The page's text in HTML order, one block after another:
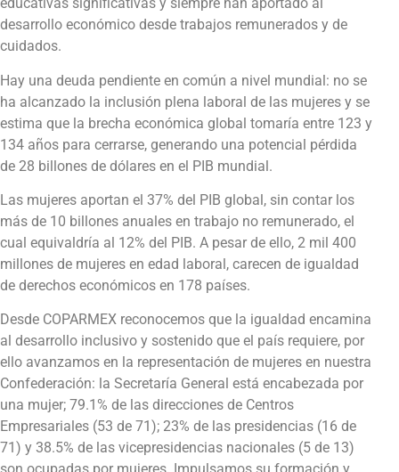
desarrollo económico desde trabajos remunerados y de
cuidados.
Hay una deuda pendiente en común a nivel mundial: no se
ha alcanzado la inclusión plena laboral de las mujeres y se
estima que la brecha económica global tomaría entre 123 y
134 años para cerrarse, generando una potencial pérdida
de 28 billones de dólares en el PIB mundial.
Las mujeres aportan el 37% del PIB global, sin contar los
más de 10 billones anuales en trabajo no remunerado, el
cual equivaldría al 12% del PIB. A pesar de ello, 2 mil 400
millones de mujeres en edad laboral, carecen de igualdad
de derechos económicos en 178 países.
Desde COPARMEX reconocemos que la igualdad encamina
al desarrollo inclusivo y sostenido que el país requiere, por
ello avanzamos en la representación de mujeres en nuestra
Confederación: la Secretaría General está encabezada por
una mujer; 79.1% de las direcciones de Centros
Empresariales (53 de 71); 23% de las presidencias (16 de
71) y 38.5% de las vicepresidencias nacionales (5 de 13)